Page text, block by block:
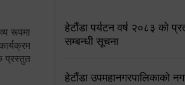
रूपमा
प्रस्तुत
हेटौंडा पर्यटन वर्ष २०८३ को
सम्बन्धी सूचना
हेटौंडा उपमहानगरपालिकाको